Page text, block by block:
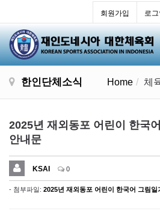
회원가입 로그
한인단체소식 Home 체
2025년 재외동포 어린이 한국
안내문
KSAI 0
- 첨부파일: 2025년 재외동포 어린이 한국어 그림